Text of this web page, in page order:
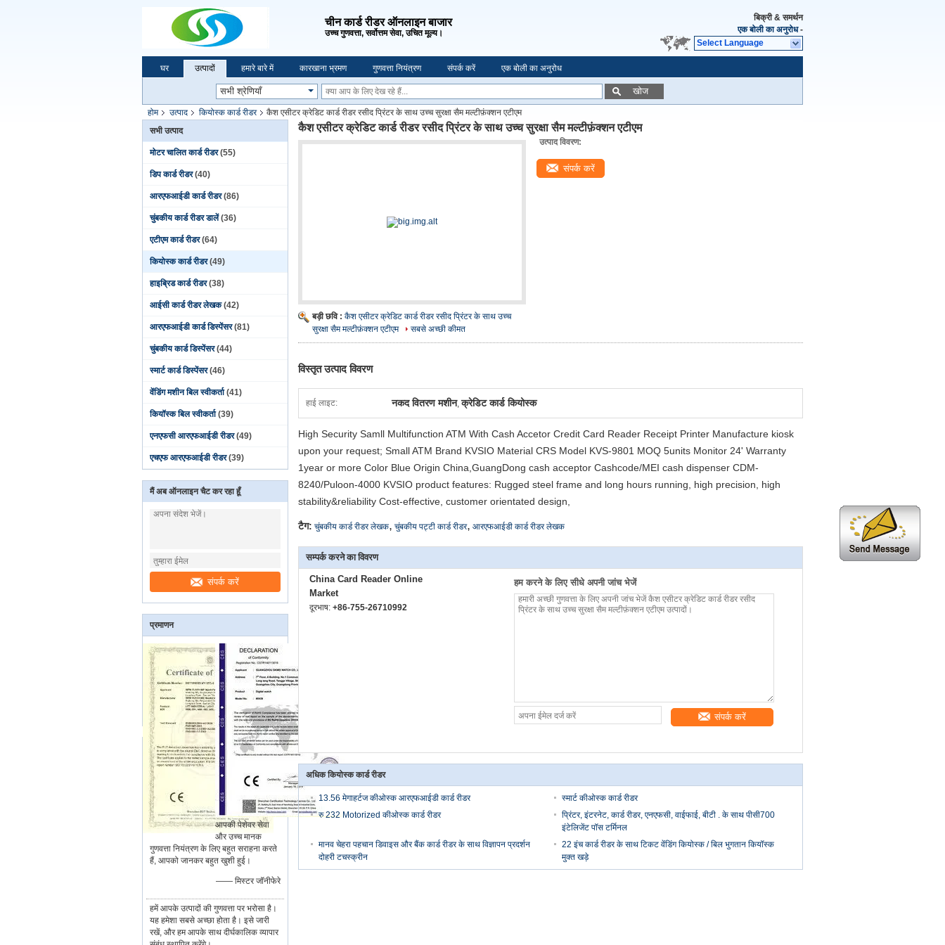
चीन कार्ड रीडर ऑनलाइन बाजार
उच्च गुणवत्ता, सर्वोत्तम सेवा, उचित मूल्य।
बिक्री & समर्थन
एक बोली का अनुरोध-
Select Language
घर उत्पादों हमारे बारे में कारखाना भ्रमण गुणवत्ता नियंत्रण संपर्क करें एक बोली का अनुरोध
खोज
होम उत्पाद कियोस्क कार्ड रीडर
कैश एसीटर क्रेडिट कार्ड रीडर रसीद प्रिंटर के साथ उच्च सुरक्षा सैम मल्टीफ़ंक्शन एटीएम
सभी उत्पाद
मोटर चालित कार्ड रीडर (55)
डिप कार्ड रीडर (40)
आरएफआईडी कार्ड रीडर (86)
चुंबकीय कार्ड रीडर डालें (36)
एटीएम कार्ड रीडर (64)
कियोस्क कार्ड रीडर (49)
हाइब्रिड कार्ड रीडर (38)
आईसी कार्ड रीडर लेखक (42)
आरएफआईडी कार्ड डिस्पेंसर (81)
चुंबकीय कार्ड डिस्पेंसर (44)
स्मार्ट कार्ड डिस्पेंसर (46)
वेंडिंग मशीन बिल स्वीकर्ता (41)
कियॉस्क बिल स्वीकर्ता (39)
एनएफसी आरएफआईडी रीडर (49)
एचएफ आरएफआईडी रीडर (39)
मैं अब ऑनलाइन चैट कर रहा हूँ
संपर्क करें
प्रमाणन
आपकी पेशेवर सेवा
और उच्च मानक
गुणवत्ता नियंत्रण के लिए बहुत सराहना करते
हैं, आपको जानकर बहुत खुशी हुई।
—— मिस्टर जॉनीफेरे
हमें आपके उत्पादों की गुणवत्ता पर भरोसा है।
यह हमेशा सबसे अच्छा होता है। इसे जारी
रखें, और हम आपके साथ दीर्घकालिक व्यापार
कैश एसीटर क्रेडिट कार्ड रीडर रसीद प्रिंटर के साथ उच्च सुरक्षा सैम मल्टीफ़ंक्शन एटीएम
बड़ी छवि : कैश एसीटर क्रेडिट कार्ड रीडर रसीद प्रिंटर के साथ उच्च
सुरक्षा सैम मल्टीफ़ंक्शन एटीएम
सबसे अच्छी कीमत
उत्पाद विवरण:
संपर्क करें
विस्तृत उत्पाद विवरण
हाई लाइट: नकद वितरण मशीन,क्रेडिट कार्ड कियोस्क
High Security Samll Multifunction ATM With Cash Accetor Credit Card Reader Receipt Printer Manufacture kiosk
upon your request; Small ATM Brand KVSIO Material CRS Model KVS-9801 MOQ 5units Monitor 24' Warranty
1year or more Color Blue Origin China,GuangDong cash acceptor Cashcode/MEI cash dispenser CDM-
8240/Puloon-4000 KVSIO product features: Rugged steel frame and long hours running, high precision, high
stability&reliability Cost-effective, customer orientated design,
टैग: चुंबकीय कार्ड रीडर लेखक, चुंबकीय पट्टी कार्ड रीडर, आरएफआईडी कार्ड रीडर लेखक
सम्पर्क करने का विवरण
China Card Reader Online
Market
दूरभाष: +86-755-26710992
हम करने के लिए सीधे अपनी जांच भेजें
संपर्क करें
अधिक कियोस्क कार्ड रीडर
13.56 मेगाहर्टज कीओस्क आरएफआईडी कार्ड रीडर
स्मार्ट कीओस्क कार्ड रीडर
रु 232 Motorized कीओस्क कार्ड रीडर
प्रिंटर, इंटरनेट, कार्ड रीडर, एनएफसी, वाईफाई, बीटी . के साथ पीसी700
इंटेलिजेंट पॉस टर्मिनल
मानव चेहरा पहचान डिवाइस और बैंक कार्ड रीडर के साथ विज्ञापन प्रदर्शन
दोहरी टचस्क्रीन
22 इंच कार्ड रीडर के साथ टिकट वेंडिंग कियोस्क / बिल भुगतान कियॉस्क
मुक्त खड़े